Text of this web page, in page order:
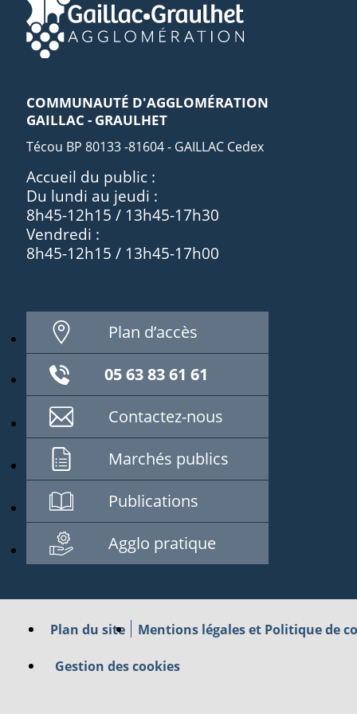
COMMUNAUTÉ D'AGGLOMÉRATION
GAILLAC - GRAULHET
Técou BP 80133 -81604 - GAILLAC Cedex
Accueil du public :
Du lundi au jeudi :
8h45-12h15 / 13h45-17h30
Vendredi :
8h45-12h15 / 13h45-17h00
Plan d’accès
05 63 83 61 61
Contactez-nous
Marchés publics
Publications
Agglo pratique
Plan du site Mentions légales et Politique de
Gestion des cookies